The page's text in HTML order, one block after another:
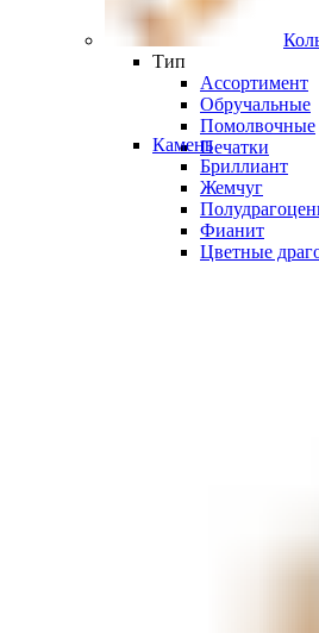
Тип
Ассортимент
Обручальные
Помолвочные
Печатки
Камень
Бриллиант
Жемчуг
Фианит
Цветные